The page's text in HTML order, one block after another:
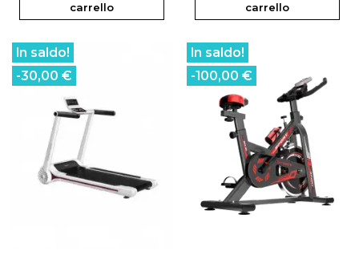
carrello
carrello
In saldo!
-30,00 €
In saldo!
-100,00 €